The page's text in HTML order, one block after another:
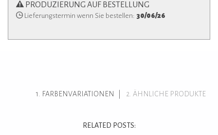
PRODUZIERUNG AUF BESTELLUNG
Lieferungstermin wenn Sie bestellen: 30/06/26
FARBENVARIATIONEN ÄHNLICHE PRODUKTE
RELATED POSTS: